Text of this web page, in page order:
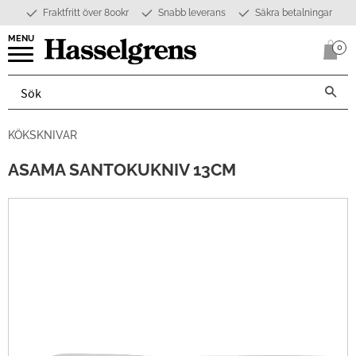
Meny
Fraktfritt över 800kr Snabb leverans Säkra betalningar
0
KÖKSKNIVAR
ASAMA SANTOKUKNIV 13CM